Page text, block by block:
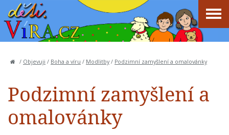
/ Objevuji / Boha a víru / Modlitby/ Podzimní zamyšlení a omalovánky
Podzimní zamyšlení a
omalovánky